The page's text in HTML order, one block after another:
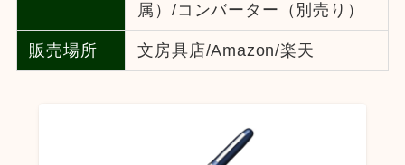
属）/コンバーター（別売り）
販売場所 文房具店/Amazon/楽天